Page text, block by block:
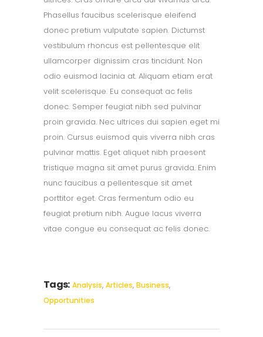
Phasellus faucibus scelerisque eleifend
donec pretium vulputate sapien. Dictumst
vestibulum rhoncus est pellentesque elit
ullamcorper dignissim cras tincidunt. Non
odio euismod lacinia at. Aliquam etiam erat
velit scelerisque. Eu consequat ac felis
donec. Semper feugiat nibh sed pulvinar
proin gravida. Nec ultrices dui sapien eget mi
proin. Cursus euismod quis viverra nibh cras
pulvinar mattis. Eget aliquet nibh praesent
tristique magna sit amet purus gravida. Enim
nunc faucibus a pellentesque sit amet
porttitor eget. Cras fermentum odio eu
feugiat pretium nibh. Augue lacus viverra
vitae congue eu consequat ac felis donec.
Tags: Analysis, Articles, Business,
Opportunities